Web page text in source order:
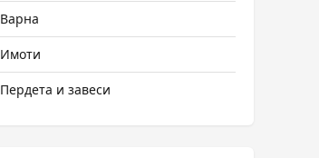
Варна
Имоти
Пердета и завеси